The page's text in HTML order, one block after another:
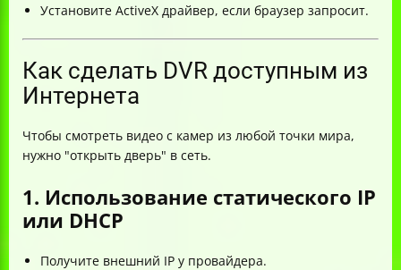
Установите ActiveX драйвер, если браузер запросит.
Как сделать DVR доступным из
Интернета
Чтобы смотреть видео с камер из любой точки мира,
нужно "открыть дверь" в сеть.
1. Использование статического IP
или DHCP
Получите внешний IP у провайдера.